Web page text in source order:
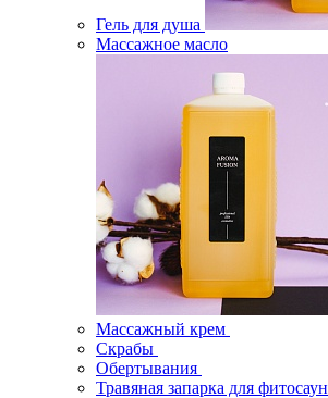
Гель для душа
Массажное масло
Массажный крем
Скрабы
Обертывания
Травяная запарка для фитосаун